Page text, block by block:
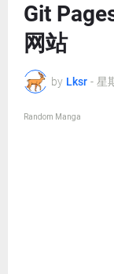
Git
网站
by Lksr - 星
Random Manga